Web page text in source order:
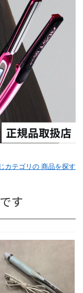
カテゴリの 商品を探す
す